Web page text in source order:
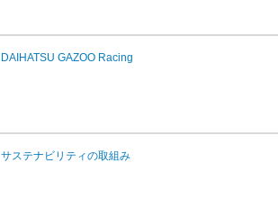
DAIHATSU GAZOO Racing
サステナビリティの取組み